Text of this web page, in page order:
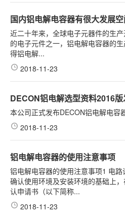
国内铝电解电容器有很大发展
近二十年来，全球电子元器件的生
的电子元件之一，铝电解电容器的
得铝电解...
2018-11-23
DECON铝电解选型资料2016
本公司正式发布DECON铝电解电容
2018-11-23
铝电解电容器的使用注意事项
铝电解电容器的使用注意事项1 电
确认使用环境及安装环境的基础上
认申请书（以下简称...
2018-11-23